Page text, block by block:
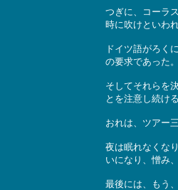
つぎに、コーラ
時に吹けといわれ
ドイツ語がろく
の要求であった。
そしてそれらを
とを注意し続け
おれは、ツアー
夜は眠れなくな
いになり、憎み、
最後には、もう